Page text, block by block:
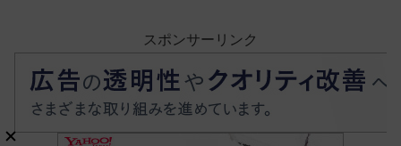
スポンサーリンク